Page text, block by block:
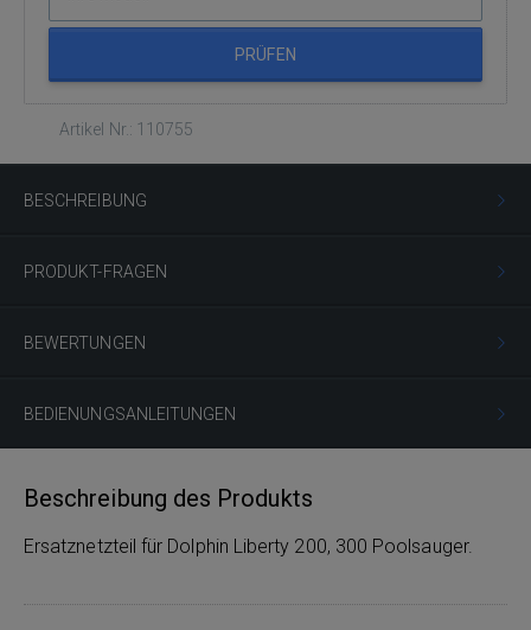
PRÜFEN
Artikel Nr.: 110755
BESCHREIBUNG
PRODUKT-FRAGEN
BEWERTUNGEN
BEDIENUNGSANLEITUNGEN
Beschreibung des Produkts
Ersatznetzteil für Dolphin Liberty 200, 300 Poolsauger.